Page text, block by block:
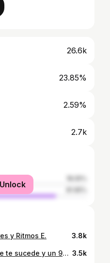
26.6k
23.85%
2.59%
2.7k
y Ritmos E. 3.8k
“La vida es un 10% lo que te sucede y un 90% de cómo reaccionas a ello”. Charles R. Swindoll. 3.5k